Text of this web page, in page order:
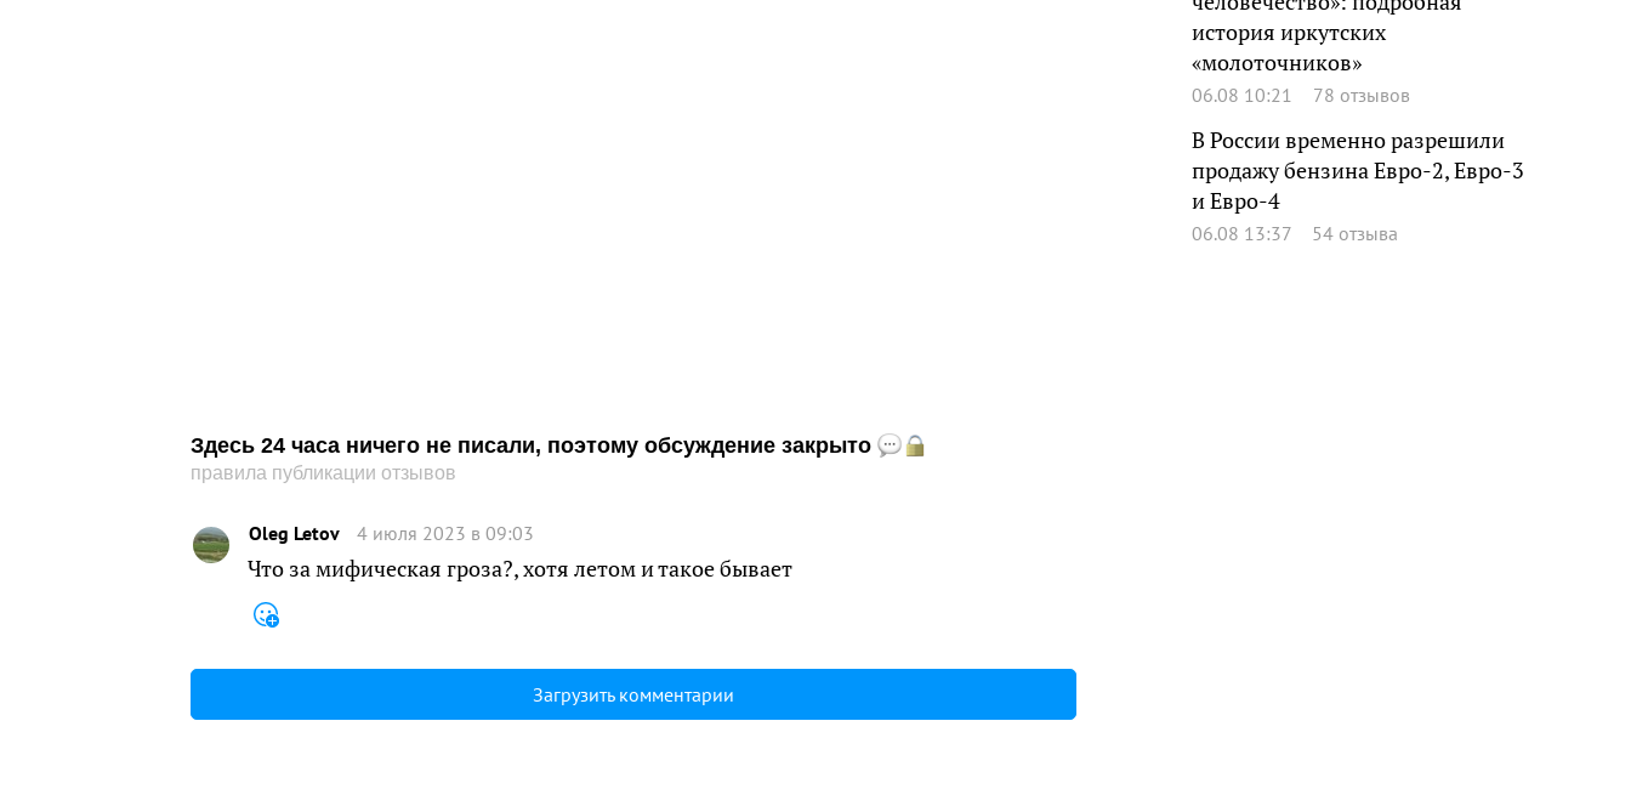
Здесь 24 часа ничего не писали, поэтому обсуждение закрыто
правила публикации отзывов
Oleg Letov 4 июля 2023 в 09:03
Что за мифическая гроза?, хотя летом и такое бывает
Загрузить комментарии
история иркутских
«молоточников»
06.08 10:21 78 отзывов
В России временно разрешили
продажу бензина Евро-2, Евро-3
и Евро-4
06.08 13:37 54 отзыва